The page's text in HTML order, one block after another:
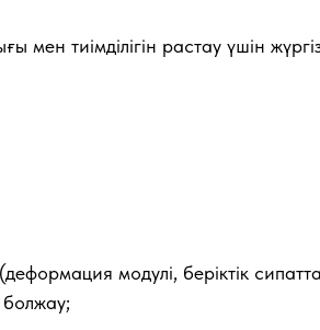
тиімділігін растау үшін
модулі, беріктік